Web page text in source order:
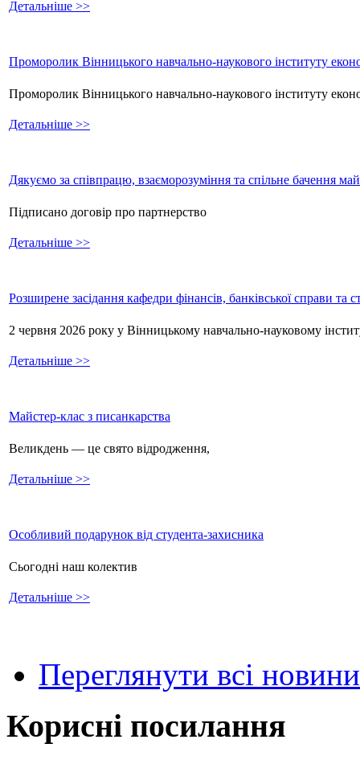
Детальніше >>
Проморолик Вінницького навчально-наукового інституту
Проморолик Вінницького навчально-наукового інституту
Детальніше >>
Дякуємо за співпрацю, взаєморозуміння та спільне бачення
Підписано договір про партнерство
Детальніше >>
Розширене засідання кафедри фінансів, банківської справи та
2 червня 2026 року у Вінницькому навчально-науковому
Детальніше >>
Майстер-клас з писанкарства
Великдень — це свято відродження,
Детальніше >>
Особливий подарунок від студента-захисника
Сьогодні наш колектив
Детальніше >>
Переглянути всі новини
Корисні посилання